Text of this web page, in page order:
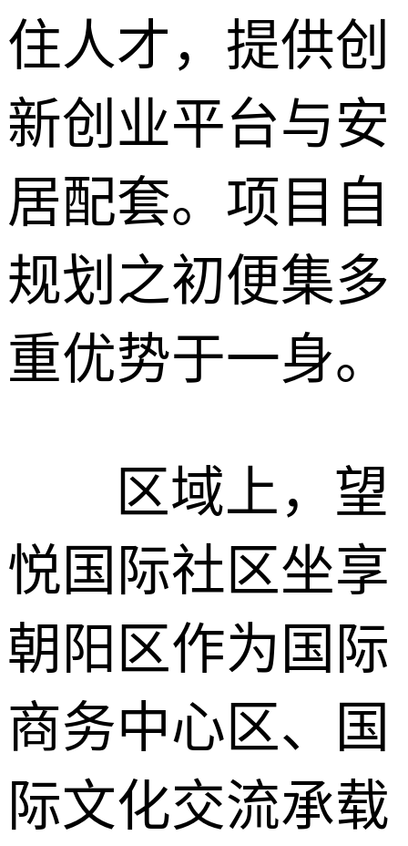
住人才，提供创
新创业平台与安
居配套。项目自
规划之初便集多
重优势于一身。
区域上，望
悦国际社区坐享
朝阳区作为国际
商务中心区、国
际文化交流承载